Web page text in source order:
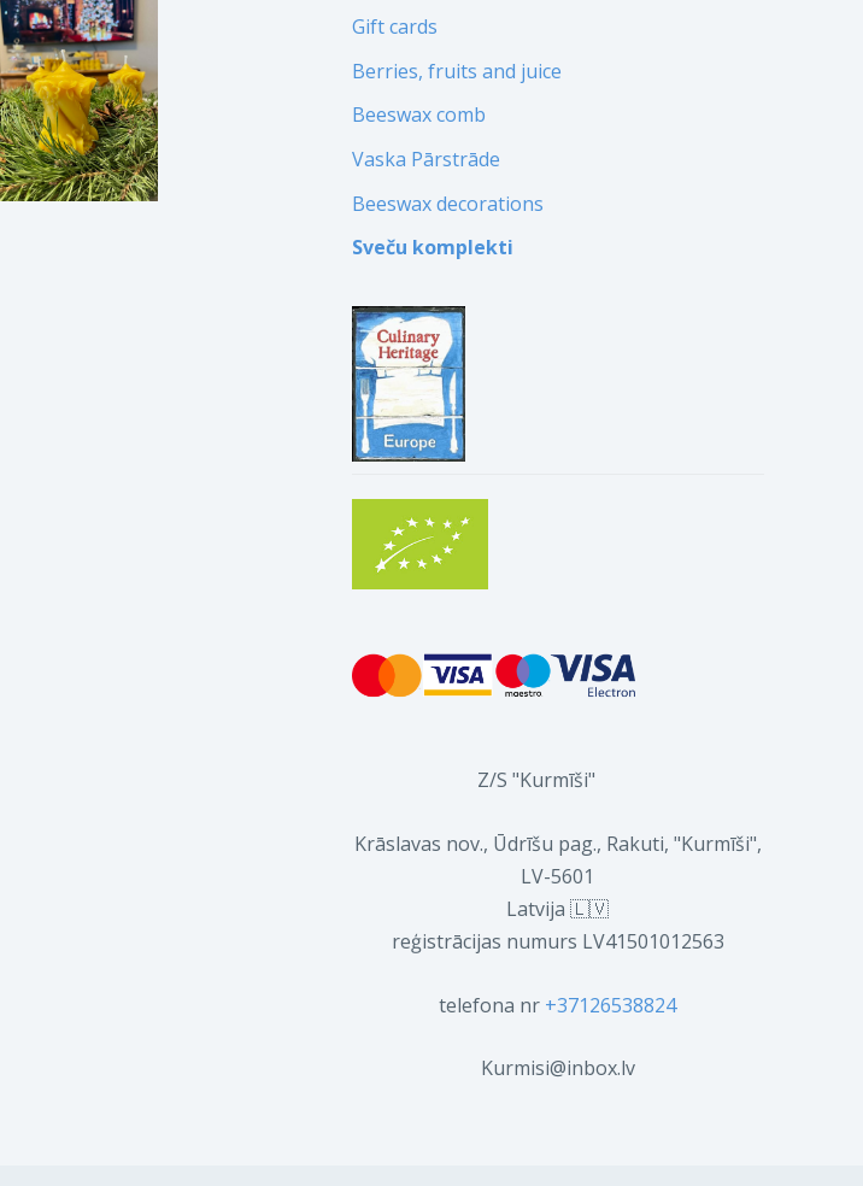
Gift cards
Berries, fruits and juice
Beeswax comb
Vaska Pārstrāde
Beeswax decorations
Sveču komplekti
Z/S "Kurmīši"
Krāslavas nov., Ūdrīšu pag., Rakuti, "Kurmīši",
LV-5601
Latvija 🇱🇻
reģistrācijas numurs LV41501012563
telefona nr +37126538824
Kurmisi@inbox.lv